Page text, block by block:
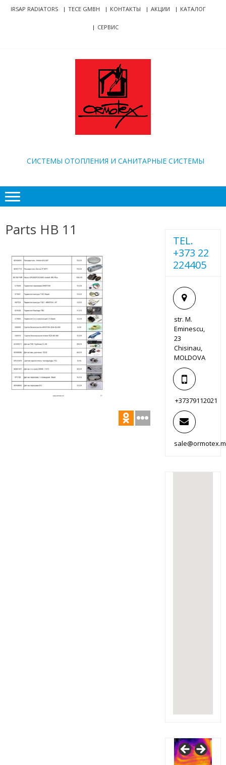
Skip
SkipIRSAP RADIATORS TECE GMBH КОНТАКТЫ АКЦИИ КАТАЛОГ
СЕРВИС
CИСТЕМЫ ОТОПЛЕНИЯ И САНИТАРНЫЕ СИСТЕМЫ
Parts HB 11
TEL.
+373 22
224405
str. M.
Eminescu,
23
Chisinau,
MOLDOVA
+37379112021
IRSAP
Design
Radiators